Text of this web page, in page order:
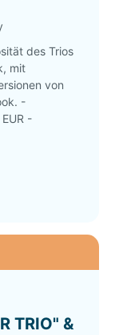
des Trios
mit
von
-
-
TRIO" &